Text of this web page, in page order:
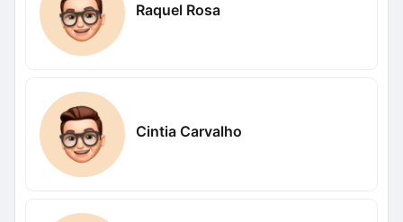
Raquel Rosa
Cintia Carvalho